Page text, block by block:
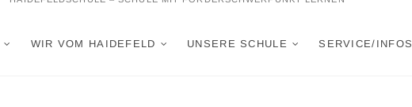
WIR VOM HAIDEFELD UNSERE SCHULE SERVICE/INFOS